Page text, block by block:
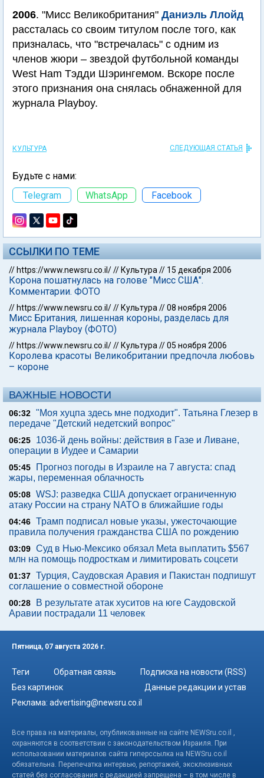
2006. "Мисс Великобритания" Даниэль Ллойд
рассталась со своим титулом после того, как
призналась, что "встречалась" с одним из
членов жюри – звездой футбольной команды
West Ham Тэдди Шэрингемом. Вскоре после
этого признания она снялась обнаженной для
журнала Playboy.
КУЛЬТУРА СЛЕДУЮЩАЯ СТАТЬЯ
Будьте с нами:
Telegram
WhatsApp Facebook
ССЫЛКИ ПО ТЕМЕ
// https://www.newsru.co.il/// Культура // 15 декабря 2006
Корона пошатнулась на голове "Мисс США".
Комментарии. ФОТО
// https://www.newsru.co.il/// Культура //08 ноября 2006
Мисс Британия, лишенная короны, разделась для
журнала Playboy (ФОТО)
// https://www.newsru.co.il/// Культура //05 ноября 2006
Королева красоты Великобритании предпочла любовь
– короне
ВАЖНЫЕ НОВОСТИ
06:32 "Моя хуцпа здесь мне подходит". Татьяна Глезер в
передаче "Детский недетский вопрос"
06:25
1036-й день войны: действия в Газе и Ливане,
операции в Иудее и Самарии
05:45
Прогноз погоды в Израиле на 7 августа: спад
жары, переменная облачность
05:08 WSJ: разведка США допускает ограниченную
атаку России на страну NATO в ближайшие годы
04:46 Трамп подписал новые указы, ужесточающие
правила получения гражданства США по рождению
03:09 Суд в Нью-Мексико обязал Meta выплатить $567
млн на помощь подросткам и лимитировать соцсети
01:37 Турция, Саудовская Аравия и Пакистан подпишут
соглашение о совместной обороне
00:28
В результате атак хуситов на юге Саудовской
Аравии пострадали 11 человек
Пятница, 07 августа 2026 г.
Теги Обратная связь
Подписка на новости (RSS)
Без картинок
Данные редакции и устав
Реклама: advertising@newsru.co.il
Все права на материалы, опубликованные на сайте NEWSru.co.il ,
охраняются в соответствии с законодательством Израиля. При
использовании материалов сайта гиперссылка на NEWSru.co.il
обязательна. Перепечатка интервью, репортажей, эксклюзивных
статей без согласования с редакцией запрещена – в том числе в